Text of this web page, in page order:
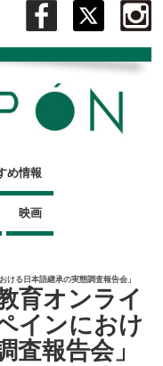
め情報
映画
ける日本語継承の実態調査報告会」
育オンライ
インにおけ
査報告会」